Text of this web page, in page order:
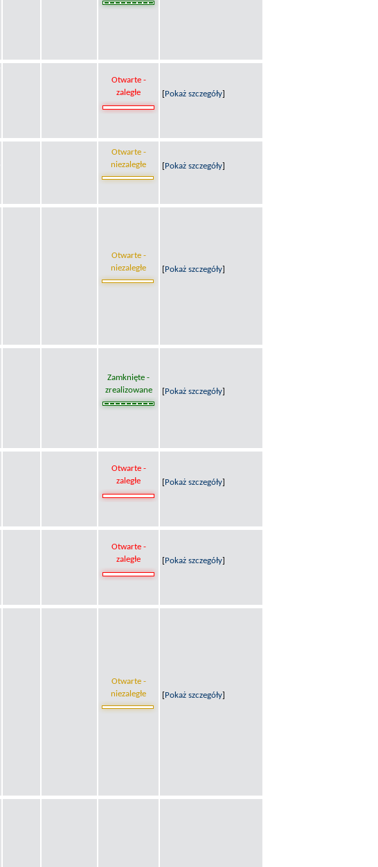
Otwarte -
zaległe
Pokaż szczegóły
Otwarte -
niezaległe
Pokaż szczegóły
Otwarte -
niezaległe
Pokaż szczegóły
Zamknięte -
zrealizowane
Pokaż szczegóły
Otwarte -
zaległe
Pokaż szczegóły
Otwarte -
zaległe
Pokaż szczegóły
Otwarte -
niezaległe
Pokaż szczegóły